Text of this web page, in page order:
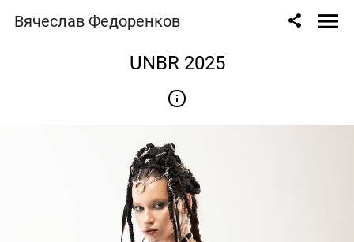
Вячеслав Федоренков
UNBR 2025